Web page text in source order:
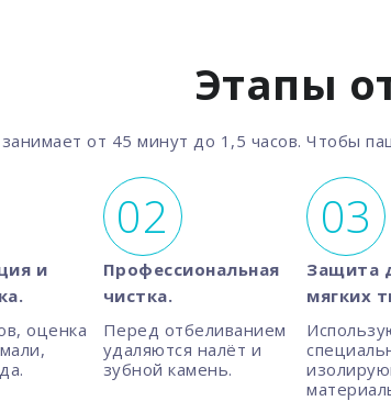
Этапы
от 45 минут до 1,5 часов. Чтобы
и
оценка
Профессиональная
чистка.
Перед отбеливанием
удаляются налёт и
зубной камень.
Защита
мягких